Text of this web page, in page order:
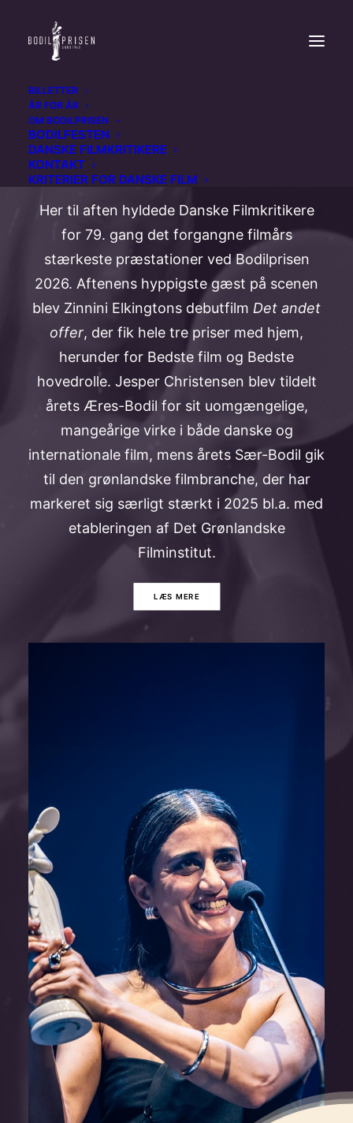
BILLETTER
ÅR FOR ÅR
OM BODILPRISEN
BODILFESTEN
DANSKE FILMKRITIKERE
KONTAKT
KRITERIER FOR DANSKE FILM
Bodilprisen 2026: Her
er vinderne
Her til aften hyldede Danske Filmkritikere
for 79. gang det forgangne filmårs
stærkeste præstationer ved Bodilprisen
2026. Aftenens hyppigste gæst på scenen
blev Zinnini Elkingtons debutfilm Det andet
offer, der fik hele tre priser med hjem,
herunder for Bedste film og Bedste
hovedrolle. Jesper Christensen blev tildelt
årets Æres-Bodil for sit uomgængelige,
mangeårige virke i både danske og
internationale film, mens årets Sær-Bodil gik
til den grønlandske filmbranche, der har
markeret sig særligt stærkt i 2025 bl.a. med
etableringen af Det Grønlandske
Filminstitut.
LÆS MERE